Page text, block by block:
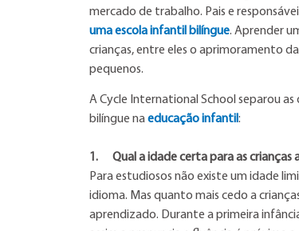
mercado de trabalho. Pais e
uma escola infantil bilíngue. Aprender
crianças, entre eles o aprimoramento
pequenos.
A Cycle International School separou
bilíngue naeducação infantil:
1. Qual a idade certa para as crianças
Para estudiosos não existe um idade
idioma. Mas quanto mais cedo a
aprendizado. Durante a primeira